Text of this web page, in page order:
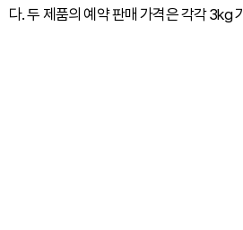
다. 두 제품의 예약 판매 가격은 각각 3kg